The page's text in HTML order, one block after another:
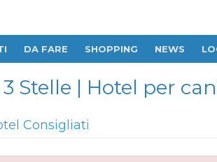
DA FARE SHOPPING NEWS
Stelle | Hotel per
Consigliati